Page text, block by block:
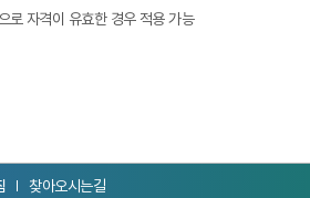
로 자격이 유효한 경우 적용 가능
찾아오시는길